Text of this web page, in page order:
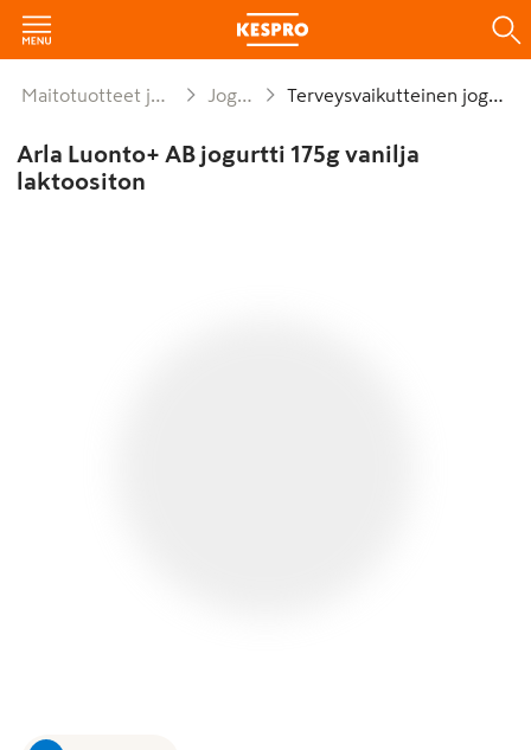
Maitotuotteet ja munat Jogurtit Terveysvaikutteinen jogurtti
Arla Luonto+ AB jogurtti 175g vanilja
laktoositon